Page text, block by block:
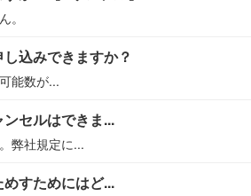
。
込みできますか？
能数が...
セルはできま...
弊社規定に...
すためにはど...